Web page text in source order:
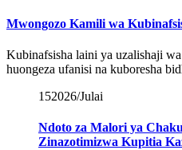
Mwongozo Kamili wa
Kubinafsisha laini ya uzalishaji
huongeza ufanisi na kuboresha
152026/Julai
Ndoto za Malori ya
Zinazotimizwa Kupitia